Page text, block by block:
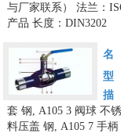
与厂家联系）法兰：
产品长度：DIN3202
名
型
描
套 钢, A1053 阀球 不
料压盖 钢, A105 7 手